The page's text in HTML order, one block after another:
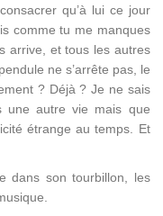
qu’à lui ce jour
comme tu me manques
arrive, et tous les autres
ne s’arrête pas, le
? Déjà ? Je ne sais
une autre vie mais que
étrange au temps. Et
dans son tourbillon, les